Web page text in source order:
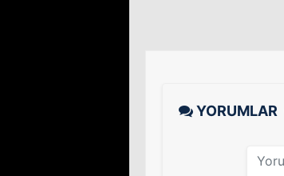
YORUMLAR